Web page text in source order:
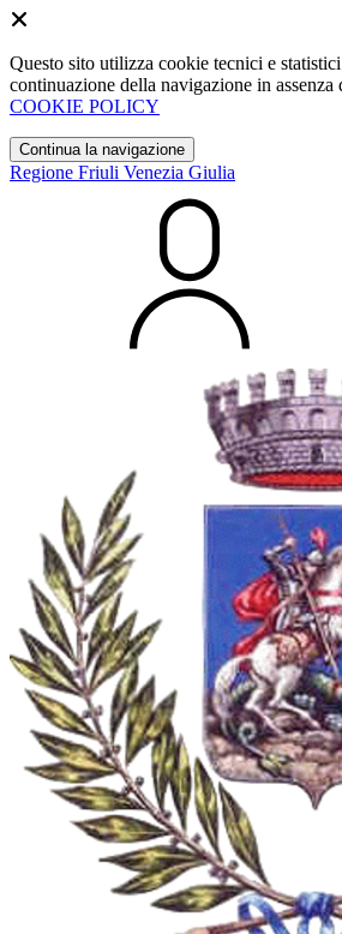
Questo sito utilizza cookie tecnici e
continuazione della navigazione in
COOKIE POLICY
Continua la navigazione
Regione Friuli Venezia Giulia